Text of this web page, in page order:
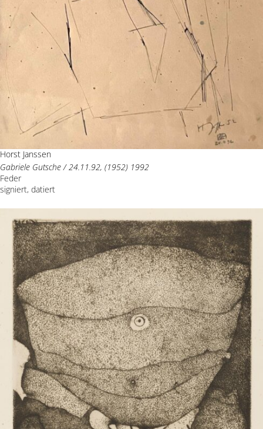
Horst Janssen
Gabriele Gutsche / 24.11.92, (1952) 1992
Feder
signiert, datiert